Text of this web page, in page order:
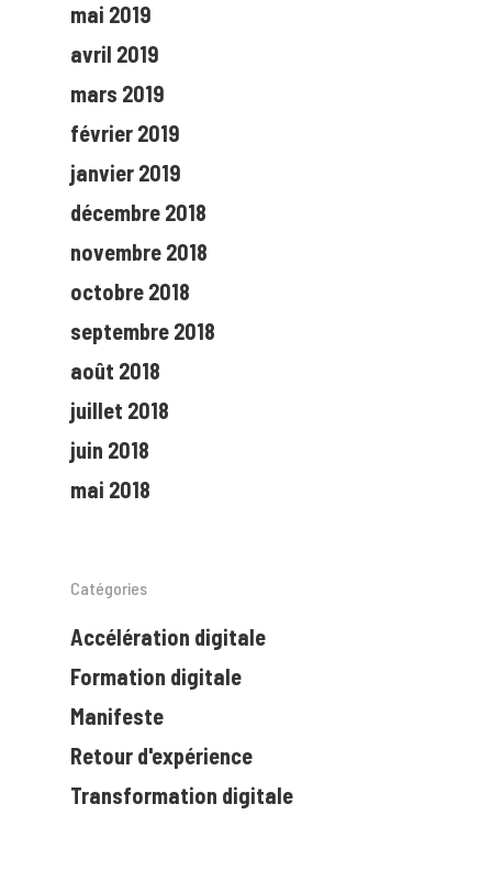
mai 2019
avril 2019
mars 2019
février 2019
janvier 2019
décembre 2018
novembre 2018
octobre 2018
septembre 2018
août 2018
juillet 2018
juin 2018
mai 2018
Catégories
Accélération digitale
Formation digitale
Manifeste
Retour d'expérience
Transformation digitale